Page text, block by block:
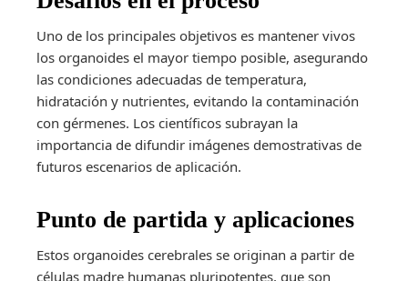
Uno de los principales objetivos es mantener vivos
los organoides el mayor tiempo posible, asegurando
las condiciones adecuadas de temperatura,
hidratación y nutrientes, evitando la contaminación
con gérmenes. Los científicos subrayan la
importancia de difundir imágenes demostrativas de
futuros escenarios de aplicación.
Punto de partida y aplicaciones
Estos organoides cerebrales se originan a partir de
células madre humanas pluripotentes, que son